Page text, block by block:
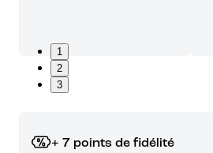
1
2
3
+ 7 points de fidélité